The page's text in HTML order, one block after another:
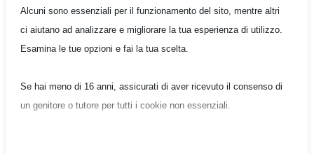
Infokit 2
Infokit 3
Form/Quote
Gruppo Quantum
Alcuni sono essenziali per il funzionamento del sito, mentre altri
ci aiutano ad analizzare e migliorare la tua esperienza di utilizzo.
Esamina le tue opzioni e fai la tua scelta.
Se hai meno di 16 anni, assicurati di aver ricevuto il consenso di
un genitore o tutore per tutti i cookie non essenziali.